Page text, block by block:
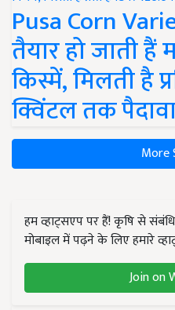
Pusa Corn
तैयार हो जाती हैं
किस्में, मिलती है
क्विंटल तक
More
हम व्हाट्सएप पर हैं! कृषि से
मोबाइल में पढ़ने के लिए हमारे
Join on